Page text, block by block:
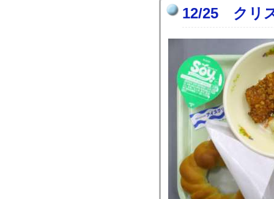
12/25 クリ